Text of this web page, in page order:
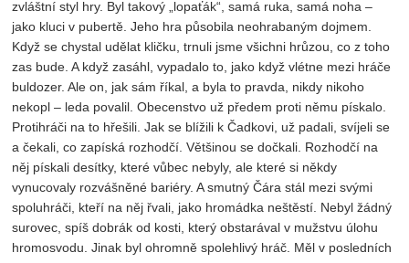
zvláštní styl hry. Byl takový „lopaťák“, samá ruka, samá noha –
jako kluci v pubertě. Jeho hra působila neohrabaným dojmem.
Když se chystal udělat kličku, trnuli jsme všichni hrůzou, co z toho
zas bude. A když zasáhl, vypadalo to, jako když vlétne mezi hráče
buldozer. Ale on, jak sám říkal, a byla to pravda, nikdy nikoho
nekopl – leda povalil. Obecenstvo už předem proti němu pískalo.
Protihráči na to hřešili. Jak se blížili k Čadkovi, už padali, svíjeli se
a čekali, co zapíská rozhodčí. Většinou se dočkali. Rozhodčí na
něj pískali desítky, které vůbec nebyly, ale které si někdy
vynucovaly rozvášněné bariéry. A smutný Čára stál mezi svými
spoluhráči, kteří na něj řvali, jako hromádka neštěstí. Nebyl žádný
surovec, spíš dobrák od kosti, který obstarával v mužstvu úlohu
hromosvodu. Jinak byl ohromně spolehlivý hráč. Měl v posledních